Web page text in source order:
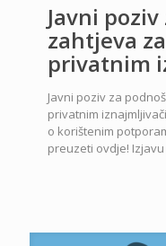
Javni
zahtjeva
privatnim
Javni poziv za
privatnim
o korištenim
preuzeti ovdje!